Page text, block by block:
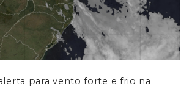
para vento forte e frio na